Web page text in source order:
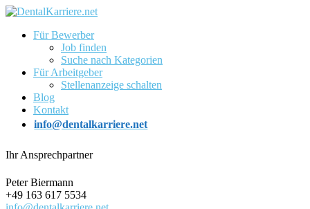
Für Bewerber
Job finden
Suche nach Kategorien
Für Arbeitgeber
Stellenanzeige schalten
Blog
Kontakt
info@dentalkarriere.net
Ihr Ansprechpartner
Peter Biermann
+49 163 617 5534